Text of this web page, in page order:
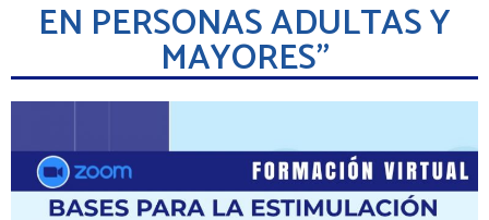
EN PERSONAS ADULTAS Y
MAYORES”